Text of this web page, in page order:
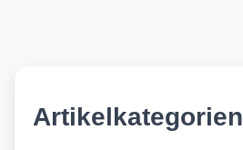
Artikelkategorien